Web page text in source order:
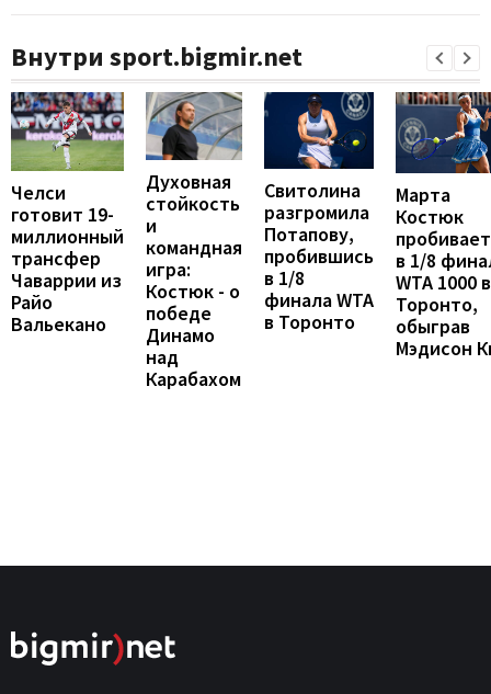
Внутри sport.bigmir.net
Челси
готовит 19-
миллионный
трансфер
Чаваррии из
Райо
Вальекано
Духовная
стойкость
и
командная
игра:
Костюк - о
победе
Динамо
над
Карабахом
Свитолина
разгромила
Потапову,
пробившись
в 1/8
финала WTA
в Торонто
Марта
Костюк
в 1/8
WTA 1000 в
Торонто,
обыграв
Мэдисон